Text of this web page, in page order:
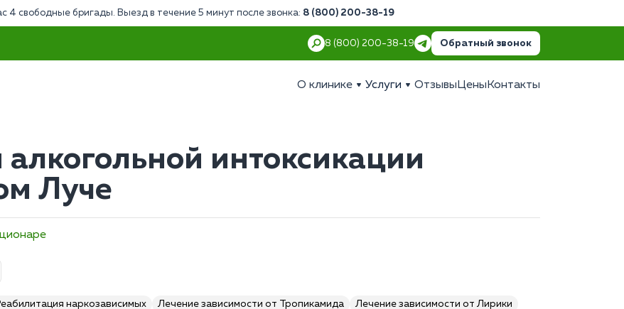
4 свободные бригады. Выезд в течение 5 минут после звонка: 8 (800) 200-38-19
8 (800) 200-38-19 Обратный звонок
О клинике Услуги Отзывы Цены Контакты
интоксикации
Луче
наркозависимых Лечение зависимости от Тропикамида
Лечение зависимости от Лирики